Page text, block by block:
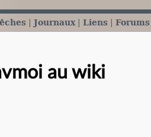
Journaux Liens Forums
au wiki